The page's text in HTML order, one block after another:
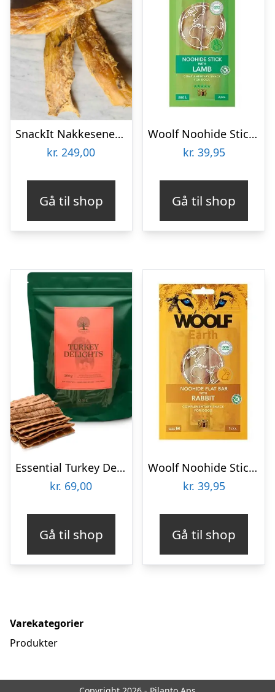
SnackIt Nakkesener 30cm, 1 kg
kr. 249,00
Gå til shop
Woolf Noohide Sticks 2 stk large, Lamb
kr. 39,95
Gå til shop
Essential Turkey Delights
kr. 69,00
Gå til shop
Woolf Noohide Sticks 3 stk medium, Rabbit
kr. 39,95
Gå til shop
Varekategorier
Produkter